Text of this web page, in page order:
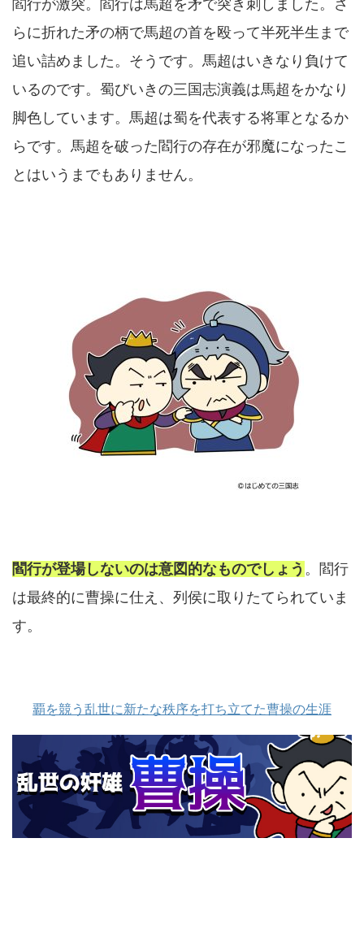
閻行が激突。閻行は馬超を矛で突き刺しました。さ
らに折れた矛の柄で馬超の首を殴って半死半生まで
追い詰めました。そうです。馬超はいきなり負けて
いるのです。蜀びいきの三国志演義は馬超をかなり
脚色しています。馬超は蜀を代表する将軍となるか
らです。馬超を破った閻行の存在が邪魔になったこ
とはいうまでもありません。
閻行が登場しないのは意図的なものでしょう 。閻行
は最終的に曹操に仕え、列侯に取りたてられていま
す。
覇を競う乱世に新たな秩序を打ち立てた曹操の生涯